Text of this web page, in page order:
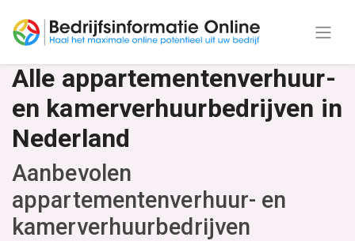
Alle appartementenverhuur-
en kamerverhuurbedrijven in
Nederland
Aanbevolen
appartementenverhuur- en
kamerverhuurbedrijven